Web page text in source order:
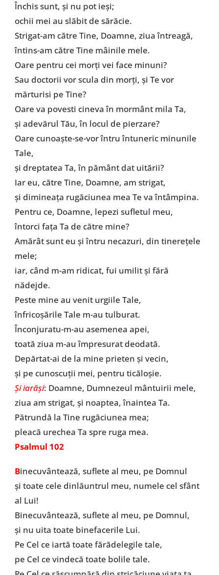
Închis sunt, şi nu pot ieşi;
ochii mei au slăbit de sărăcie.
Strigat-am către Tine, Doamne, ziua întreagă,
întins-am către Tine mâinile mele.
Oare pentru cei morţi vei face minuni?
Sau doctorii vor scula din morţi, şi Te vor
mărturisi pe Tine?
Oare va povesti cineva în mormânt mila Ta,
şi adevărul Tău, în locul de pierzare?
Oare cunoaşte-se-vor întru întuneric minunile
Tale,
şi dreptatea Ta, în pământ dat uitării?
Iar eu, către Tine, Doamne, am strigat,
şi dimineaţa rugăciunea mea Te va întâmpina.
Pentru ce, Doamne, lepezi sufletul meu,
întorci faţa Ta de către mine?
Amărât sunt eu şi întru necazuri, din tinereţele
mele;
iar, când m-am ridicat, fui umilit şi fără
nădejde.
Peste mine au venit urgiile Tale,
înfricoşările Tale m-au tulburat.
Înconjuratu-m-au asemenea apei,
toată ziua m-au împresurat deodată.
Depărtat-ai de la mine prieten şi vecin,
şi pe cunoscuţii mei, pentru ticăloşie.
Şi iarăşi: Doamne, Dumnezeul mântuirii mele,
ziua am strigat, şi noaptea, înaintea Ta.
Pătrundă la Tine rugăciunea mea;
pleacă urechea Ta spre ruga mea.
Psalmul 102
Binecuvântează, suflete al meu, pe Domnul
şi toate cele dinlăuntrul meu, numele cel sfânt
al Lui!
Binecuvântează, suflete al meu, pe Domnul,
şi nu uita toate binefacerile Lui.
Pe Cel ce iartă toate fărădelegile tale,
pe Cel ce vindecă toate bolile tale.